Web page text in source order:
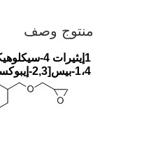
منتوج وصف
1إيثيرات 4-سيكلوهيكسانيديميثانول ديجليسيديل
1،4-بيس[2,3-إيبوكسي بروبوكسي) ميثيل]سيكلوهيكسان